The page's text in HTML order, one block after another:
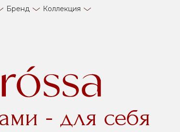
Бренд Коллекция
- для себя